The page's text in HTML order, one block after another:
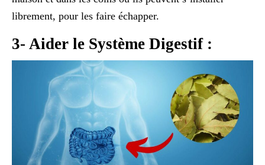
librement, pour les faire échapper.
3- Aider le Système Digestif :